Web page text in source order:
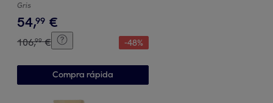
Arena para Gatos, Arenero
con Tapa Abatible 180°,
Laterales Altos, Pedal, Pala,
sin Olores, Fácil de Limpiar,
Antifugas, Gris Oscuro
Gris
54,99 €
106,99 € -48%
Compra rápida